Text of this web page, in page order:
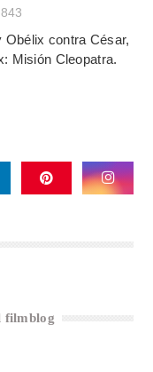
Obélix contra César,
Misión Cleopatra.
filmblog